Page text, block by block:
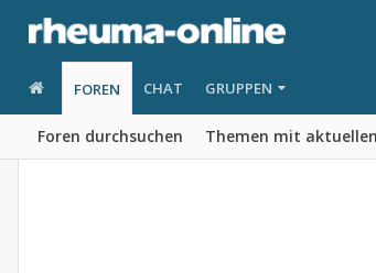
FOREN
Foren durchsuchen Themen mit
CHAT GRUPPEN